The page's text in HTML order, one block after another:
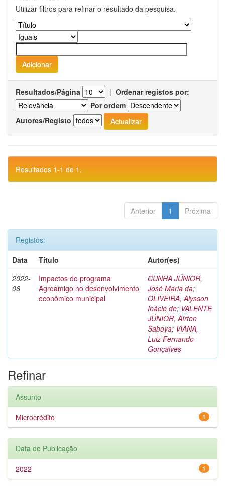
Utilizar filtros para refinar o resultado da pesquisa.
Resultados/Página | Ordenar registos por:
Por ordem
Autores/Registo
Resultados 1-1 de 1.
Anterior 1 Próxima
Registos:
Data
Título
Autor(es)
2022-
06
Impactos do programa
Agroamigo no desenvolvimento
econômico municipal
CUNHA JÚNIOR,
José Maria da;
OLIVEIRA, Alysson
Inácio de; VALENTE
JÚNIOR, Aírton
Saboya; VIANA,
Luiz Fernando
Gonçalves
Refinar
Assunto
1
Microcrédito
Data de Publicação
1
2022